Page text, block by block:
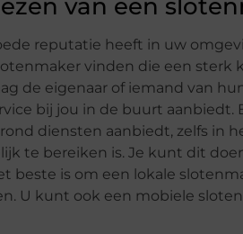
van een
reputatie heeft in uw
vinden die een sterk
de eigenaar of iemand van
bij jou in de buurt aanbiedt.
diensten aanbiedt, zelfs in
te bereiken is. Je kunt dit
beste is om een lokale
U kunt ook een mobiele